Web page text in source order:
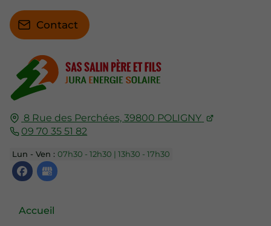
8 Rue des Perchées,39800 POLIGNY
09 70 35 51 82
Lun - Ven :07h30 - 12h30 | 13h30 - 17h30
Accueil
Contact